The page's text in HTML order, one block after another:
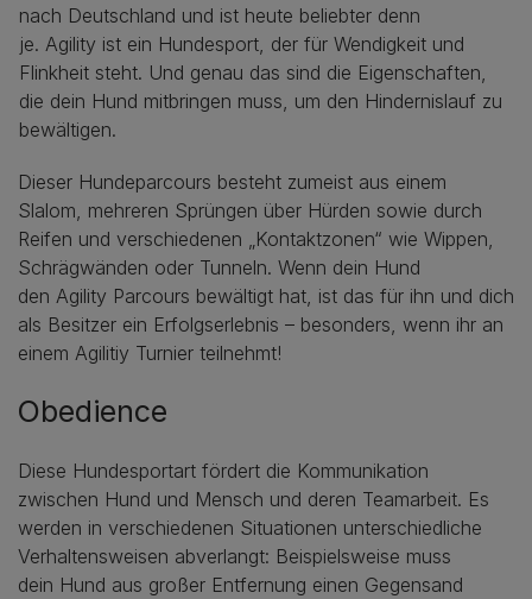
nach Deutschland und ist heute beliebter denn
je. Agility ist ein Hundesport, der für Wendigkeit und
Flinkheit steht. Und genau das sind die Eigenschaften,
die dein Hund mitbringen muss, um den Hindernislauf zu
bewältigen.
Dieser Hundeparcours besteht zumeist aus einem
Slalom, mehreren Sprüngen über Hürden sowie durch
Reifen und verschiedenen „Kontaktzonen“ wie Wippen,
Schrägwänden oder Tunneln. Wenn dein Hund
den Agility Parcours bewältigt hat, ist das für ihn und dich
als Besitzer ein Erfolgserlebnis – besonders, wenn ihr an
einem Agilitiy Turnier teilnehmt!
Obedience
Diese Hundesportart fördert die Kommunikation
zwischen Hund und Mensch und deren Teamarbeit. Es
werden in verschiedenen Situationen unterschiedliche
Verhaltensweisen abverlangt: Beispielsweise muss
dein Hund aus großer Entfernung einen Gegensand